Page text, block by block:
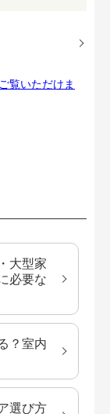
覧いただけま
大型家
必要な
？室内
選び方